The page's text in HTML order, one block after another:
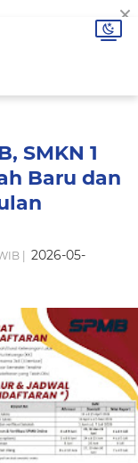
SMKN 1
Baru dan
|
2026-05-
×